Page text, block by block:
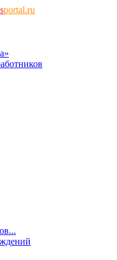
portal.ru